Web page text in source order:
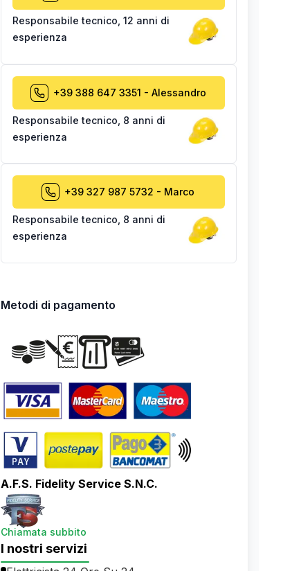
Responsabile tecnico 12 anni di
esperienza
+39 388 647 3351 - Alessandro
Responsabile tecnico 8 anni di
esperienza
+39 327 987 5732 - Marco
Responsabile tecnico 8 anni di
esperienza
Metodi di pagamento
A.F.S. Fidelity Service S.N.C.
Chiamata subbito
I nostri servizi